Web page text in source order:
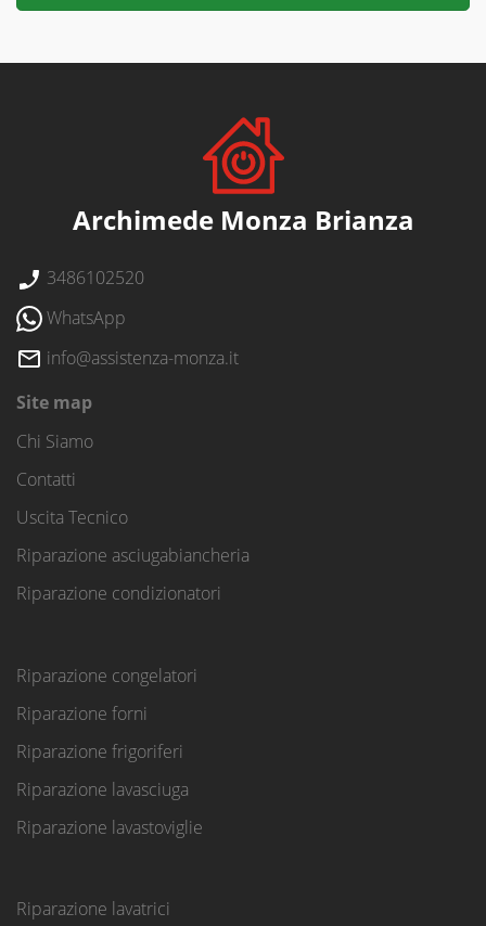
Archimede Monza Brianza
3486102520
WhatsApp
info@assistenza-monza.it
Site map
Chi Siamo
Contatti
Uscita Tecnico
Riparazione asciugabiancheria
Riparazione condizionatori
Riparazione congelatori
Riparazione forni
Riparazione frigoriferi
Riparazione lavasciuga
Riparazione lavastoviglie
Riparazione lavatrici